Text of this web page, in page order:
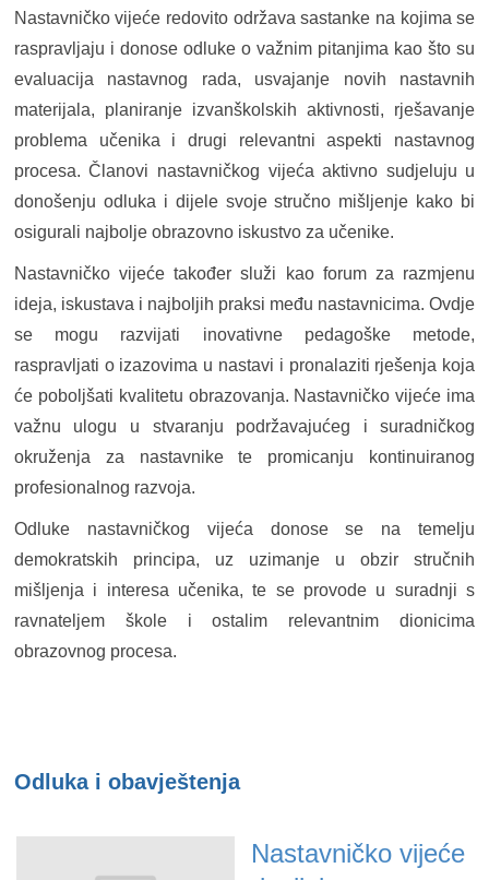
Nastavničko vijeće redovito održava sastanke na kojima se
raspravljaju i donose odluke o važnim pitanjima kao što su
evaluacija nastavnog rada, usvajanje novih nastavnih
materijala, planiranje izvanškolskih aktivnosti, rješavanje
problema učenika i drugi relevantni aspekti nastavnog
procesa. Članovi nastavničkog vijeća aktivno sudjeluju u
donošenju odluka i dijele svoje stručno mišljenje kako bi
osigurali najbolje obrazovno iskustvo za učenike.
Nastavničko vijeće također služi kao forum za razmjenu
ideja, iskustava i najboljih praksi među nastavnicima. Ovdje
se mogu razvijati inovativne pedagoške metode,
raspravljati o izazovima u nastavi i pronalaziti rješenja koja
će poboljšati kvalitetu obrazovanja. Nastavničko vijeće ima
važnu ulogu u stvaranju podržavajućeg i suradničkog
okruženja za nastavnike te promicanju kontinuiranog
profesionalnog razvoja.
Odluke nastavničkog vijeća donose se na temelju
demokratskih principa, uz uzimanje u obzir stručnih
mišljenja i interesa učenika, te se provode u suradnji s
ravnateljem škole i ostalim relevantnim dionicima
obrazovnog procesa.
Odluka i obavještenja
Nastavničko vijeće